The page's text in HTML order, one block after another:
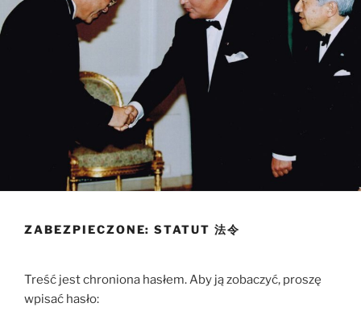
ZABEZPIECZONE: STATUT 法令
Treść jest chroniona hasłem. Aby ją zobaczyć, proszę
wpisać hasło: